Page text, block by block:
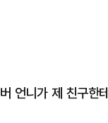
언니가 제 친구한테